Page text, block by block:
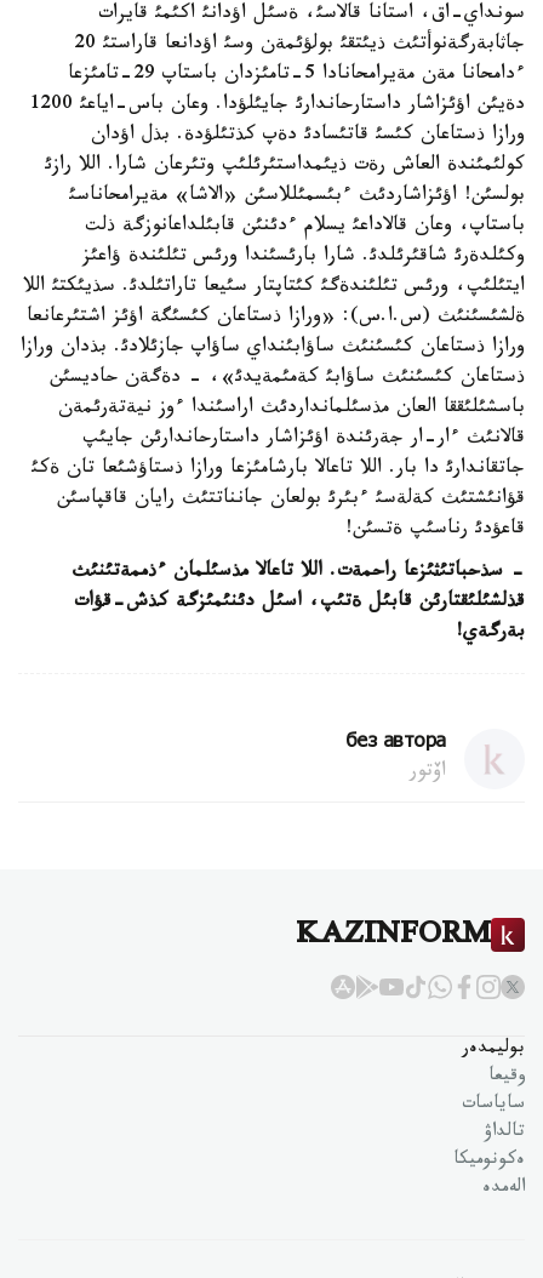
سونداي-اق، استانا قالاسئ، ةسئل اؤدانئ اكئمئ قايرات
جاثابةرگةنوأتئث ذيئتقئ بولؤئمةن وسئ اؤدانعا قاراستئ 20
ءدامحانا مةن مةيرامحانادا 5-تامئزدان باستاپ 29-تامئزعا
دةيئن اؤئزاشار داستارحاندارئ جايئلؤدا. وعان باس-اياعئ 1200
ورازا ذستاعان كئسئ قاتئسادئ دةپ كذتئلؤدة. بذل اؤدان
كولئمئندة العاش رةت ذيئمداستئرئلئپ وتئرعان شارا. اللا رازئ
بولسئن! اؤئزاشاردئث ءبئسمئللاسئن «الاشا» مةيرامحاناسئ
باستاپ، وعان قالاداعئ يسلام ءدئنئن قابئلداعانوزگة ذلت
وكئلدةرئ شاقئرئلدئ. شارا بارئسئندا ورئس تئلئندة ؤاعئز
ايتئلئپ، ورئس تئلئندةگئ كئتاپتار سئيعا تاراتئلدئ. سذيئكتئ اللا
ةلشئسئنئث (س.ا.س): «ورازا ذستاعان كئسئگة اؤئز اشتئرعانعا
ورازا ذستاعان كئسئنئث ساؤابئنداي ساؤاپ جازئلادئ. بذدان ورازا
ذستاعان كئسئنئث ساؤابئ كةمئمةيدئ»، - دةگةن حاديسئن
باسشئلئققا العان مذسئلمانداردئث اراسئندا ءوز نيةتةرئمةن
قالانئث ءار-ار جةرئندة اؤئزاشار داستارحاندارئن جايئپ
جاتقاندارئ دا بار. اللا تاعالا بارشامئزعا ورازا ذستاؤشئعا تان ةكئ
قؤانئشتئث كةلةسئ ءبئرئ بولعان جانناتتئث رايان قاقپاسئن
قاعؤدئ رناسئپ ةتسئن!
- سذحباتئثئزعا راحمةت. اللا تاعالا مذسئلمان ءذممةتئنئث
قذلشئلئقتارئن قابئل ةتئپ، اسئل دئنئمئزگة كذش-قؤات
بةرگةي!
без автора
اۆتور
KAZINFORM
بوليمدەر
وقيعا
ساياسات
تالداۋ
ەكونوميكا
الەمدە